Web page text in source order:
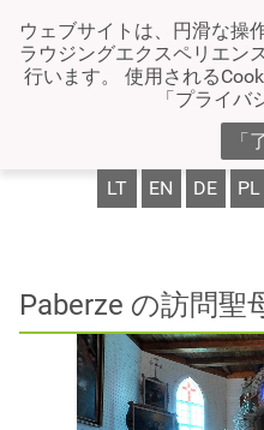
ウェブサイトは、円滑な操
ラウジングエクスペリエン
行います。 使用される
「プライバ
「
LT EN DE PL
Paberze の訪問聖